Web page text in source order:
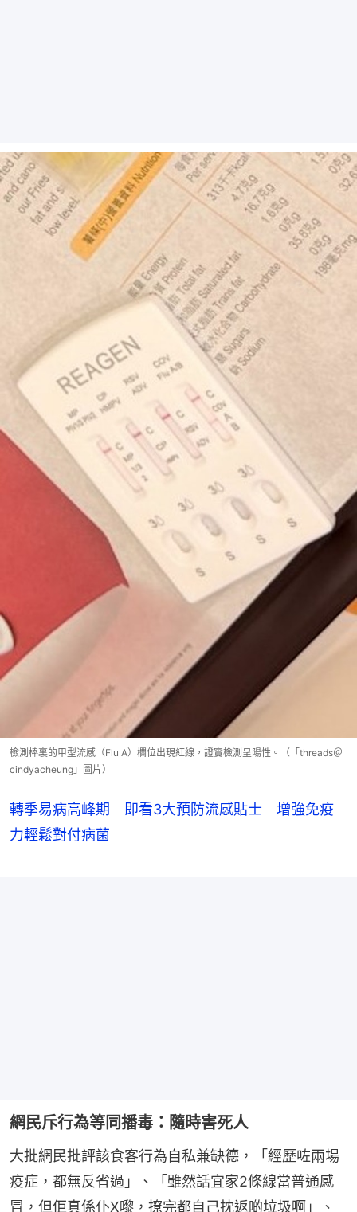
檢測棒裏的甲型流感（Flu A）欄位出現紅線，證實檢測呈陽性。（「threads＠
cindyacheung」圖片）
轉季易病高峰期 即看3大預防流感貼士 增強免疫
力輕鬆對付病菌
網民斥行為等同播毒：隨時害死人
大批網民批評該食客行為自私兼缺德，「經歷咗兩場
疫症，都無反省過」、「雖然話宜家2條線當普通感
冒，但佢真係仆X嚟，撩完都自己抌返啲垃圾啊」、